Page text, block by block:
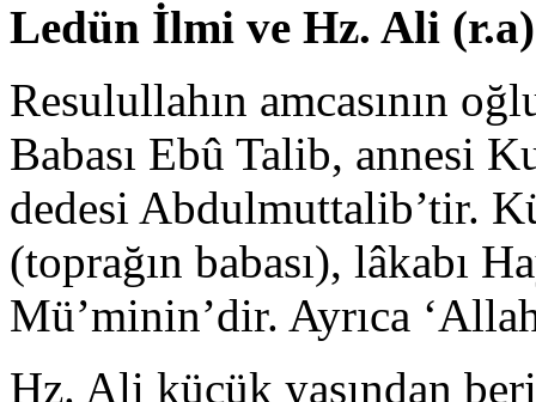
Ledün İlmi ve Hz. Ali
Resulullahın amcasının
Babası Ebû Talib, annesi
dedesi Abdulmuttalib’tir.
(toprağın babası), lâkabı
Mü’minin’dir. Ayrıca
Hz. Ali küçük yaşından